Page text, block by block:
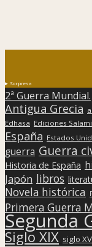
Sorpresa
2ª Guerra Mundial.
Antigua Grecia
Edhasa Ediciones
España Estados
guerra Guerra
Historia de España
Japón libros
Novela histórica
Primera Guerra
Segunda
Siglo XIX siglo